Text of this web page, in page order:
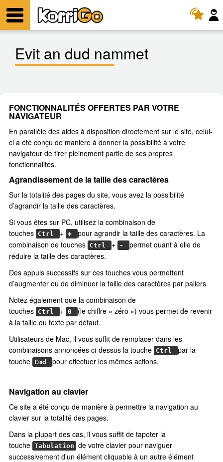
Lañser
Evit an dud nammet
FONCTIONNALITÉS OFFERTES PAR VOTRE
NAVIGATEUR
En parallèle des aides à disposition directement sur le site, celui-
ci a été conçu de manière à donner la possibilité à votre
navigateur de tirer pleinement partie de ses propres
fonctionnalités.
Agrandissement de la taille des caractères
Sur la totalité des pages du site, vous avez la possibilité
d’agrandir la taille des caractères.
Si vous êtes sur PC, utilisez la combinaison de
touches Ctrl + +
pour agrandir la taille des caractères. La
combinaison de touches Ctrl + -
permet quant à elle de
réduire la taille des caractères.
Des appuis successifs sur ces touches vous permettent
d’augmenter ou de diminuer la taille des caractères par paliers.
Notez également que la combinaison de
touches Ctrl + 0
(le chiffre « zéro ») vous permet de revenir
à la taille du texte par défaut.
Utilisateurs de Mac, il vous suffit de remplacer dans les
combinaisons annoncées ci-dessus la touche Ctrl
par la
touche Cmd pour effectuer les mêmes actions.
Navigation au clavier
Ce site a été conçu de manière à permettre la navigation au
clavier sur la totalité des pages.
Dans la plupart des cas, il vous suffit de tapoter la
touche Tabulation de votre clavier pour naviguer
successivement d’un élément cliquable à un autre élément